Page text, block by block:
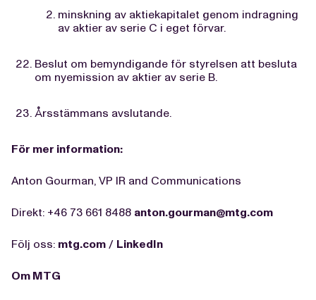
minskning av aktiekapitalet genom indragning
av aktier av serie C i eget förvar.
Beslut om bemyndigande för styrelsen att besluta
om nyemission av aktier av serie B.
Årsstämmans avslutande.
För mer information:
Anton Gourman, VP IR and Communications
Direkt: +46 73 661 8488 anton.gourman@mtg.com
Följ oss: mtg.com / LinkedIn
Om MTG